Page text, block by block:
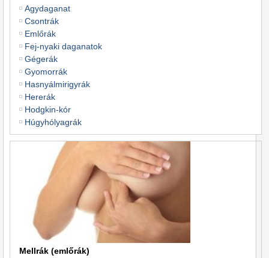
Agydaganat
Csontrák
Emlőrák
Fej-nyaki daganatok
Gégerák
Gyomorrák
Hasnyálmirigyrák
Hererák
Hodgkin-kór
Húgyhólyagrák
Mellrák (emlőrák)